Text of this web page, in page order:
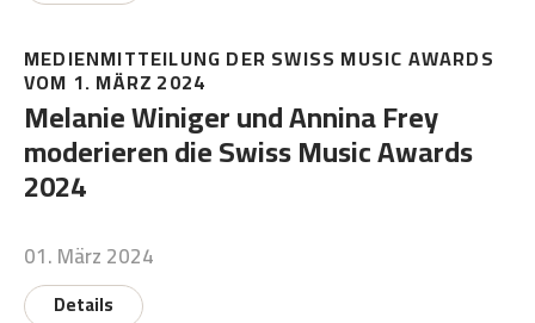
MEDIENMITTEILUNG DER SWISS MUSIC AWARDS
VOM 1. MÄRZ 2024
Melanie Winiger und Annina Frey
moderieren die Swiss Music Awards
2024
01. März 2024
Details